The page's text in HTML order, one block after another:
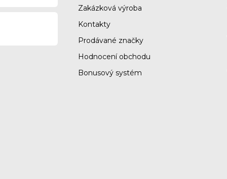
Zakázková výroba
Kontakty
Prodávané značky
Hodnocení obchodu
Bonusový systém